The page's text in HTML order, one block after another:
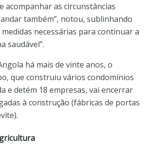
acompanhar as circunstâncias
também”, notou, sublinhando
medidas necessárias para continuar a
saudável”.
há mais de vinte anos, o
que construiu vários condomínios
e detém 18 empresas, vai encerrar
à construção (fábricas de portas